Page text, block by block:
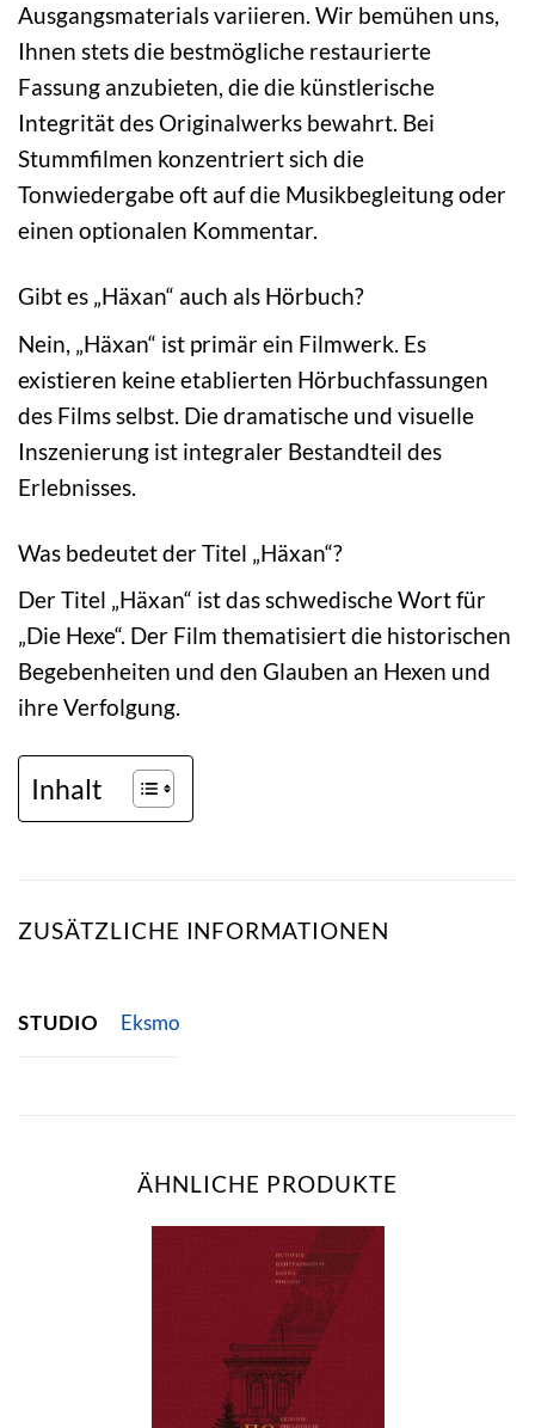
Ausgangsmaterials variieren. Wir bemühen uns,
Ihnen stets die bestmögliche restaurierte
Fassung anzubieten, die die künstlerische
Integrität des Originalwerks bewahrt. Bei
Stummfilmen konzentriert sich die
Tonwiedergabe oft auf die Musikbegleitung oder
einen optionalen Kommentar.
Gibt es „Häxan“ auch als Hörbuch?
Nein, „Häxan“ ist primär ein Filmwerk. Es
existieren keine etablierten Hörbuchfassungen
des Films selbst. Die dramatische und visuelle
Inszenierung ist integraler Bestandteil des
Erlebnisses.
Was bedeutet der Titel „Häxan“?
Der Titel „Häxan“ ist das schwedische Wort für
„Die Hexe“. Der Film thematisiert die historischen
Begebenheiten und den Glauben an Hexen und
ihre Verfolgung.
Inhalt
ZUSÄTZLICHE INFORMATIONEN
STUDIO Eksmo
ÄHNLICHE PRODUKTE